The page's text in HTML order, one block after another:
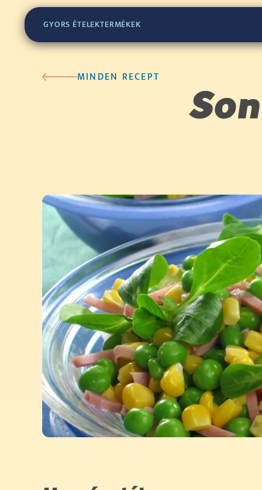
GYORS ÉTELEKTERMÉKEK
MINDEN RECEPT